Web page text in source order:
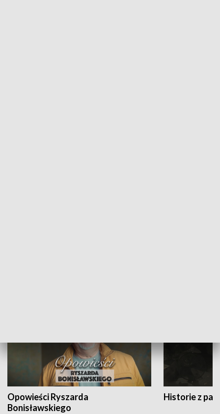
Opowieści Ryszarda
Bonisławskiego
Historie z